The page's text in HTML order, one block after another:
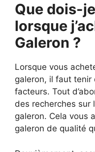
Que dois-
lorsque
Galeron ?
Lorsque vous
galeron, il faut tenir
facteurs. Tout
des recherches sur
galeron. Cela vous
galeron de qualité